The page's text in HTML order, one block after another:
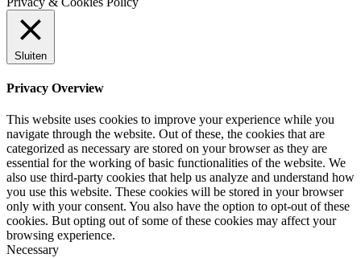
Sluiten
Privacy Overview
This website uses cookies to improve your experience while you
navigate through the website. Out of these, the cookies that are
categorized as necessary are stored on your browser as they are
essential for the working of basic functionalities of the website. We
also use third-party cookies that help us analyze and understand how
you use this website. These cookies will be stored in your browser
only with your consent. You also have the option to opt-out of these
cookies. But opting out of some of these cookies may affect your
browsing experience.
Necessary